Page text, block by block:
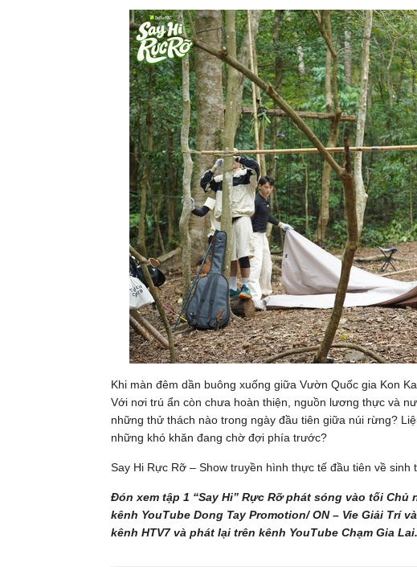
Khi màn đêm dần buông xuống giữa Vườn Quốc gia Kon
Với nơi trú ẩn còn chưa hoàn thiện, nguồn lương thực và
những thử thách nào trong ngày đầu tiên giữa núi rừng?
những khó khăn đang chờ đợi phía trước?
Say Hi Rực Rỡ – Show truyền hình thực tế đầu tiên về sinh
Đón xem tập 1 “Say Hi” Rực Rỡ phát sóng vào tối Chủ
kênh YouTube Dong Tay Promotion/ ON – Vie Giải Trí
kênh HTV7 và phát lại trên kênh YouTube Chạm Gia Lai.